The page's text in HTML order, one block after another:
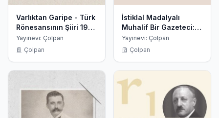
Varlıktan Garipe - Türk
Rönesansının Şiiri 1933
- 1941
Yayınevi: Çolpan
Çolpan
İstiklal Madalyalı
Muhalif Bir Gazeteci:
Velid Ebüzziya
Yayınevi: Çolpan
Çolpan